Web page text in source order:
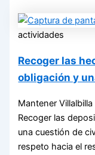
actividades
Recoger las
obligación y
Mantener
Recoger las
una cuestión de
respeto hacia el